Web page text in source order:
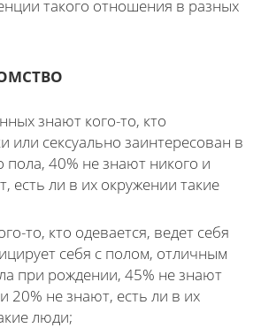
такого отношения в разных
знают кого-то, кто
или сексуально заинтересован в
пола, 40% не знают никого и
есть ли в их окружении такие
то, кто одевается, ведет себя
себя с полом, отличным
при рождении, 45% не знают
20% не знают, есть ли в их
люди;